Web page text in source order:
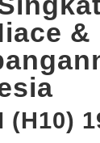
&
(H10)